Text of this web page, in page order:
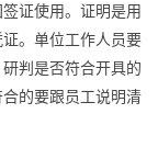
证使用。证明是用
。单位工作人员要
判是否符合开具的
的要跟员工说明清